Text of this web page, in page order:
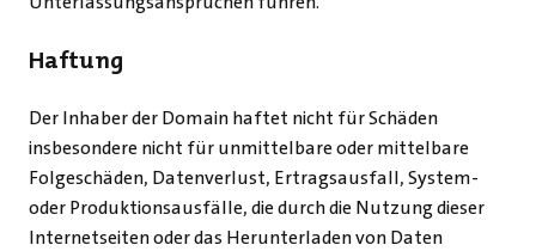
Haftung
Der Inhaber der Domain haftet nicht für Schäden
insbesondere nicht für unmittelbare oder mittelbare
Folgeschäden, Datenverlust, Ertragsausfall, System-
oder Produktionsausfälle, die durch die Nutzung dieser
Internetseiten oder das Herunterladen von Daten